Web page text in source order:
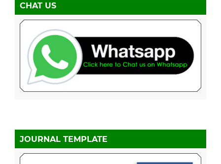
CHAT US
JOURNAL TEMPLATE